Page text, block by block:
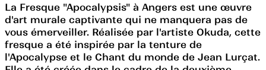
La Fresque "Apocalypsis" à Angers est une œuvre
d'art murale captivante qui ne manquera pas de
vous émerveiller. Réalisée par l'artiste Okuda, cette
fresque a été inspirée par la tenture de
l'Apocalypse et le Chant du monde de Jean Lurçat.